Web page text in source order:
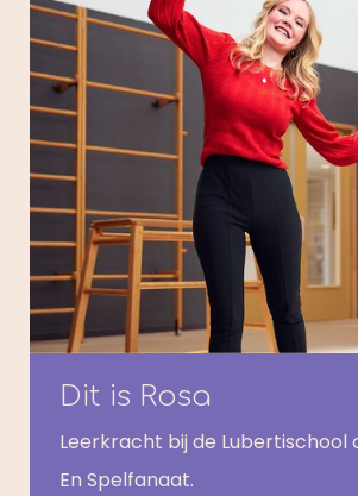
Dit is Rosa
Leerkracht bij de Lubertischool
En Spelfanaat.